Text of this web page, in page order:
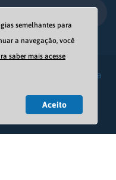
OK
Casa Fonte da
semelhantes para
a navegação, você
saber mais acesse
Aceito